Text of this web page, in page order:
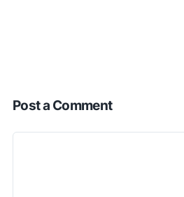
Post a Comment